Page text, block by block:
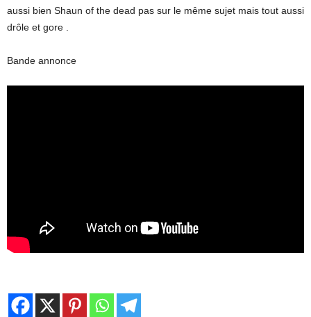
aussi bien Shaun of the dead pas sur le même sujet mais tout aussi
drôle et gore .
Bande annonce